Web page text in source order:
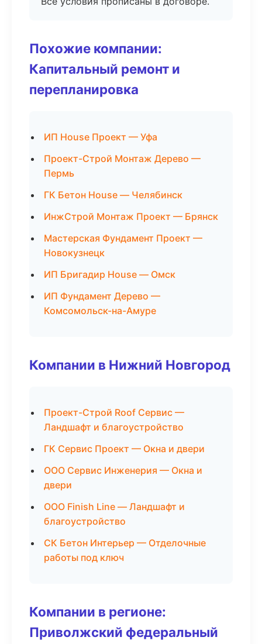
Похожие компании:
Капитальный ремонт и
перепланировка
ИП House Проект — Уфа
Проект-Строй Монтаж Дерево —
Пермь
ГК Бетон House — Челябинск
ИнжСтрой Монтаж Проект — Брянск
Мастерская Фундамент Проект —
Новокузнецк
ИП Бригадир House — Омск
ИП Фундамент Дерево —
Комсомольск-на-Амуре
Компании в Нижний Новгород
Проект-Строй Roof Сервис —
Ландшафт и благоустройство
ГК Сервис Проект — Окна и двери
ООО Сервис Инженерия — Окна и
двери
ООО Finish Line — Ландшафт и
благоустройство
СК Бетон Интерьер — Отделочные
работы под ключ
Компании в регионе:
Приволжский федеральный